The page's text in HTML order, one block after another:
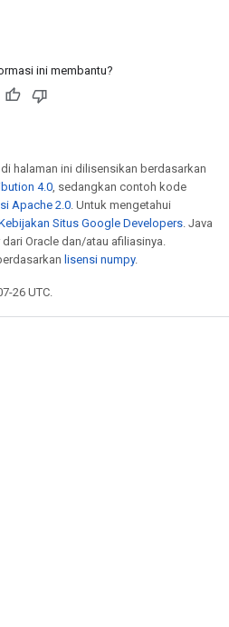
ini membantu?
halaman ini dilisensikan berdasarkan
4.0, sedangkan contoh kode
Apache 2.0. Untuk mengetahui
Situs Google Developers. Java
Oracle dan/atau afiliasinya.
lisensi numpy.
26 UTC.